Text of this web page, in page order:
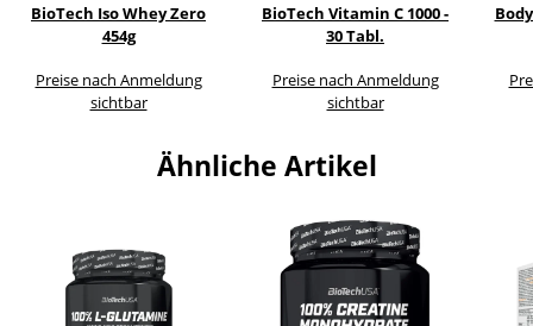
BioTech Iso Whey Zero
454g
Preise nach Anmeldung
sichtbar
BioTech Vitamin C 1000 -
30 Tabl.
Preise nach Anmeldung
sichtbar
Ähnliche Artikel